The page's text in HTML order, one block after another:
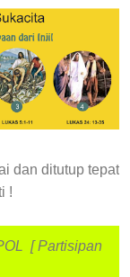
dan ditutup tepat
!
[ Partisipan